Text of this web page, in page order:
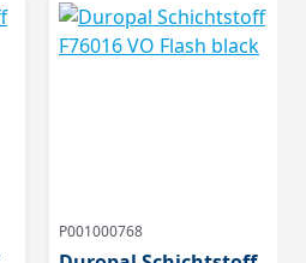
P001000768